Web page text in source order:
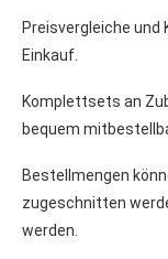
Preisvergleiche und
Einkauf.
Komplettsets an
bequem
Bestellmengen
zugeschnitten
werden.